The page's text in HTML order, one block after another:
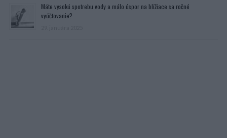
Máte vysokú spotrebu vody a málo úspor na blížiace sa ročné
vyúčtovanie?